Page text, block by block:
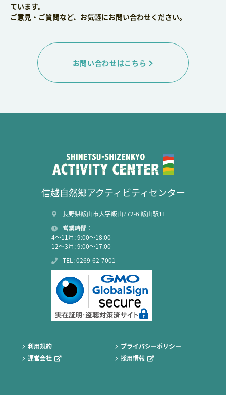
ています。
ご意見・ご質問など、お気軽にお問い合わせください。
お問い合わせはこちら
信越自然郷アクティビティセンター
長野県飯山市大字飯山772-6 飯山駅1F
営業時間：
4～11月: 9:00～18:00
12～3月: 9:00～17:00
TEL: 0269-62-7001
運営会社 採用情報
利用規約 プライバシーポリシー